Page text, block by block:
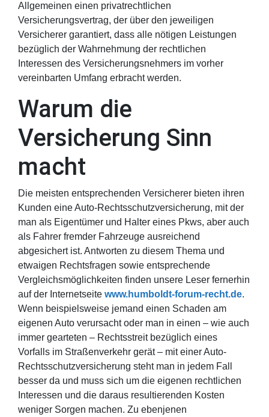
Allgemeinen einen privatrechtlichen
Versicherungsvertrag, der über den jeweiligen
Versicherer garantiert, dass alle nötigen Leistungen
bezüglich der Wahrnehmung der rechtlichen
Interessen des Versicherungsnehmers im vorher
vereinbarten Umfang erbracht werden.
Warum die
Versicherung Sinn
macht
Die meisten entsprechenden Versicherer bieten ihren
Kunden eine Auto-Rechtsschutzversicherung, mit der
man als Eigentümer und Halter eines Pkws, aber auch
als Fahrer fremder Fahrzeuge ausreichend
abgesichert ist. Antworten zu diesem Thema und
etwaigen Rechtsfragen sowie entsprechende
Vergleichsmöglichkeiten finden unsere Leser fernerhin
auf der Internetseite www.humboldt-forum-recht.de.
Wenn beispielsweise jemand einen Schaden am
eigenen Auto verursacht oder man in einen – wie auch
immer gearteten – Rechtsstreit bezüglich eines
Vorfalls im Straßenverkehr gerät – mit einer Auto-
Rechtsschutzversicherung steht man in jedem Fall
besser da und muss sich um die eigenen rechtlichen
Interessen und die daraus resultierenden Kosten
weniger Sorgen machen. Zu ebenjenen